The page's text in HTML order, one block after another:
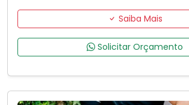
Saiba Mais
Solicitar Orçamento